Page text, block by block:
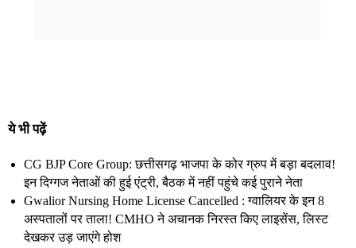
ये भी पढ़ें
CG BJP Core Group: छत्तीसगढ़ भाजपा के कोर ग्रुप में बड़ा बदलाव!
इन दिग्गज नेताओं की हुई एंट्री, बैठक में नहीं पहुंचे कई पुराने नेता
Gwalior Nursing Home License Cancelled : ग्वालियर के इन 8
अस्पतालों पर ताला! CMHO ने अचानक निरस्त किए लाइसेंस, लिस्ट
देखकर उड़ जाएंगे होश